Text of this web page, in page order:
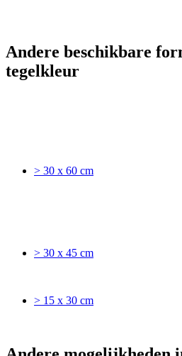
Andere beschikbare
tegelkleur
> 30 x 60 cm
> 30 x 45 cm
> 15 x 30 cm